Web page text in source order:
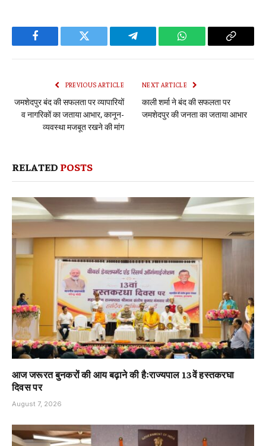
Facebook Twitter Telegram WhatsApp Copy
PREVIOUS ARTICLE
जमशेदपुर बंद की सफलता पर व्यापारियों
व नागरिकों का जताया आभार, कानून-
व्यवस्था मजबूत रखने की मांग
NEXT ARTICLE
काली शर्मा ने बंद की सफलता पर
जमशेदपुर की जनता का जताया आभार
RELATED POSTS
आज जरूरत बुनकरों की आय बढ़ाने की हैःराज्यपाल 13वें हस्तकरघा
दिवस पर
August 7, 2026